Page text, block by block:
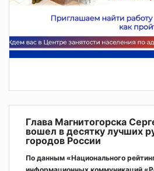
Глава Магнитогорска
вошел в десятку лучших
городов России
По данным «Национального